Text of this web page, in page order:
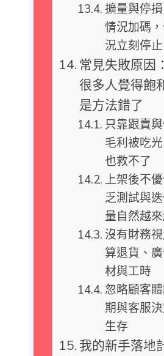
擴量與停
情況加碼
況立刻停止
常見失敗原因
很多人覺得飽
是方法錯了
只靠跟賣與
毛利被吃
也救不了
上架後不
乏測試與
量自然越
沒有財務
算退貨、
材與工時
忽略顧客
期與客服
生存
我的新手落地